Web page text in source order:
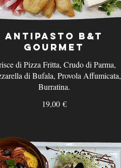
Antipasto B&T
Gourmet
di Pizza Fritta, Crudo di Parma,
di Bufala, Provola Affumicata,
Burratina.
19,00 €